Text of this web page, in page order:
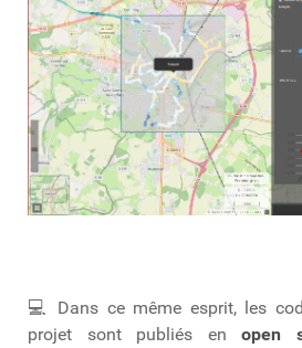
💻 Dans ce même esprit, les
projet sont publiés enopen